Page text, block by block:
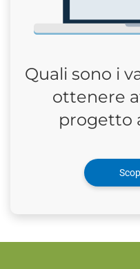
Quali sono i
ottenere
progetto